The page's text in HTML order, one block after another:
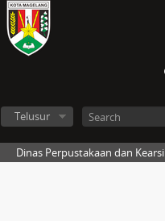
Telusur
Dinas Perpustakaan dan